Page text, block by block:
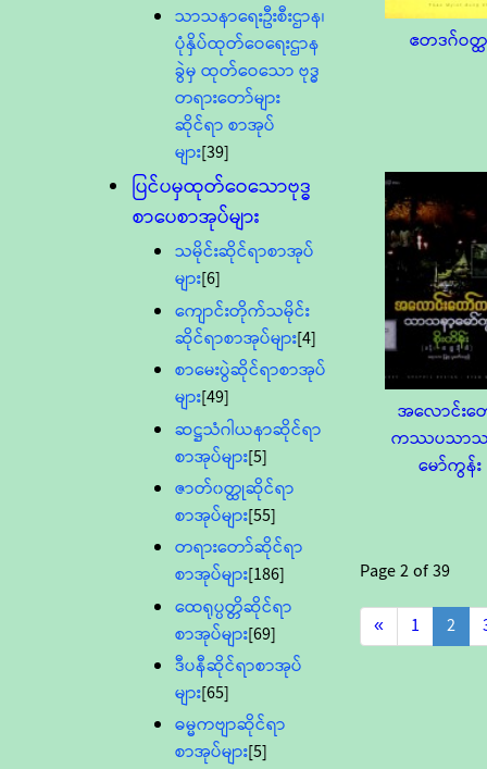
သာသနာရေးဦးစီးဌာန၊
ပုံနှိပ်ထုတ်ဝေရေးဌာန
ခွဲမှ ထုတ်ဝေသော ဗုဒ္ဓ
တရားတော်များ
ဆိုင်ရာ စာအုပ်
များ[39]
ပြင်ပမှထုတ်ဝေသောဗုဒ္ဓ
စာပေစာအုပ်များ
သမိုင်းဆိုင်ရာစာအုပ်
များ[6]
ကျောင်းတိုက်သမိုင်း
ဆိုင်ရာစာအုပ်များ[4]
စာမေးပွဲဆိုင်ရာစာအုပ်
များ[49]
ဆဋ္ဌသံဂါယနာဆိုင်ရာ
စာအုပ်များ[5]
ဇာတ်၀တ္ထုဆိုင်ရာ
စာအုပ်များ[55]
တရားတော်ဆိုင်ရာ
စာအုပ်များ[186]
ထေရုပ္ပတ္တိဆိုင်ရာ
စာအုပ်များ[69]
ဒီပနီဆိုင်ရာစာအုပ်
များ[65]
ဓမ္မကဗျာဆိုင်ရာ
စာအုပ်များ[5]
ဧတဒဂ်ဝတ္
အလောင်းတ
ကဿပသာသ
မော်ကွန်း
Page2of39
«
1 2